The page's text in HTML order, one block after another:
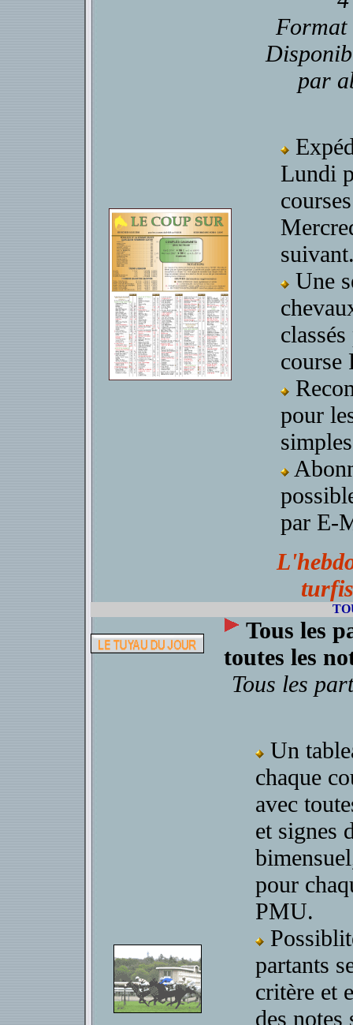
Format
par
Lundi
Une
course
pour
par E-
Tous les
toutes les
Tous les
Un
chaque
avec
et signes
pour
PMU.
partants
critère et
des